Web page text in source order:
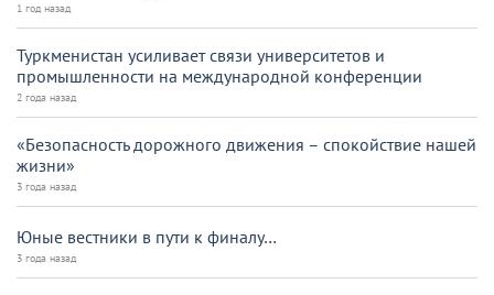
1 год назад
Туркменистан усиливает связи университетов и
промышленности на международной конференции
2 года назад
«Безопасность дорожного движения – спокойствие нашей
жизни»
3 года назад
Юные вестники в пути к финалу…
3 года назад